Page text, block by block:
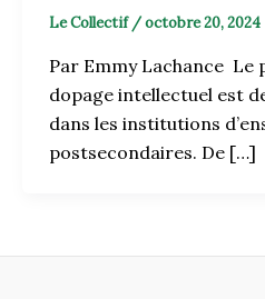
Le Collectif /octobre 20, 2024
Par Emmy Lachance Le
dopage intellectuel est
dans les institutions
postsecondaires. De […]